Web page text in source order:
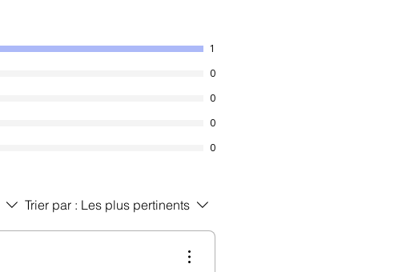
1
0
0
0
0
Trier par : Les plus pertinents